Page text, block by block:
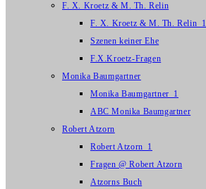
F. X. Kroetz & M. Th. Relin
F. X. Kroetz & M. Th. Relin_1
Szenen keiner Ehe
F.X.Kroetz-Fragen
Monika Baumgartner
Monika Baumgartner_1
ABC Monika Baumgartner
Robert Atzorn
Robert Atzorn_1
Fragen @ Robert Atzorn
Atzorns Buch